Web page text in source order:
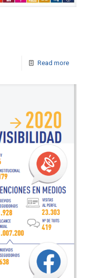
Read more